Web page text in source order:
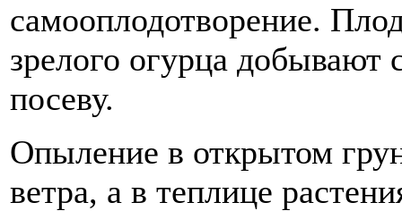
самооплодотворение.
зрелого огурца добывают
посеву.
Опыление в открытом
ветра, а в теплице